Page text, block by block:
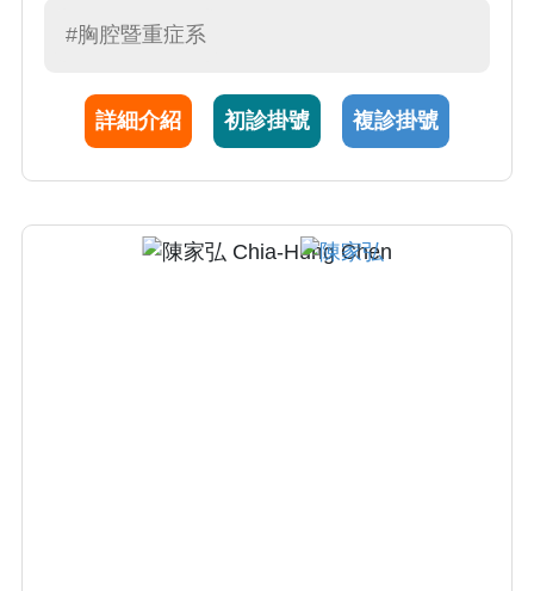
（含嚴重氣喘生物製劑治療），肺炎，肺纖維
璃樣病灶判讀和追蹤。 更在本校臨床醫學研究
所從事肺癌基礎及臨床研究，取得博士學位。
頗有心得。「陳醫師同時也在草屯惠和醫院，
草屯惠家診所，及豐原惠盛醫院看診」，提供
#胸腔暨重症系
詳細介紹 初診掛號 複診掛號